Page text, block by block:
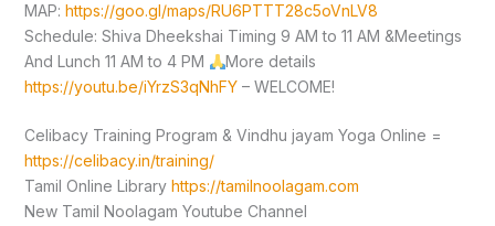
MAP: https://goo.gl/maps/RU6PTTT28c5oVnLV8
Schedule: Shiva Dheekshai Timing 9 AM to 11 AM &Meetings
And Lunch 11 AM to 4 PM
More details
https://youtu.be/iYrzS3qNhFY– WELCOME!
Celibacy Training Program & Vindhu jayam Yoga Online =
https://celibacy.in/training/
Tamil Online Library https://tamilnoolagam.com
New Tamil Noolagam Youtube Channel